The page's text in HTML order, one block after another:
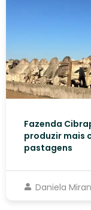
Fazenda
produzir mais
pastagens
Daniela